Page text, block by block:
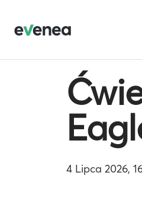
4 Lipca 2026,